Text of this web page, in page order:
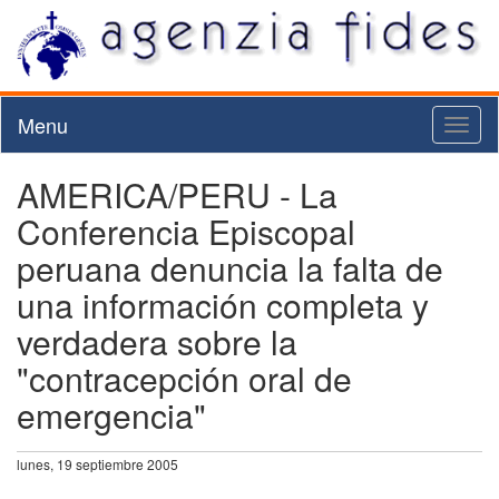
Menu
AMERICA/PERU - La
Conferencia Episcopal
peruana denuncia la falta de
una información completa y
verdadera sobre la
"contracepción oral de
emergencia"
lunes, 19 septiembre 2005